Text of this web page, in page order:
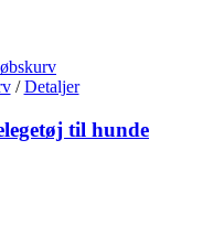
/ Detaljer
til hunde